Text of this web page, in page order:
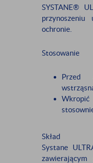
SYSTANE®
ochronie.
Stosowanie
Przed
Skład
Systane